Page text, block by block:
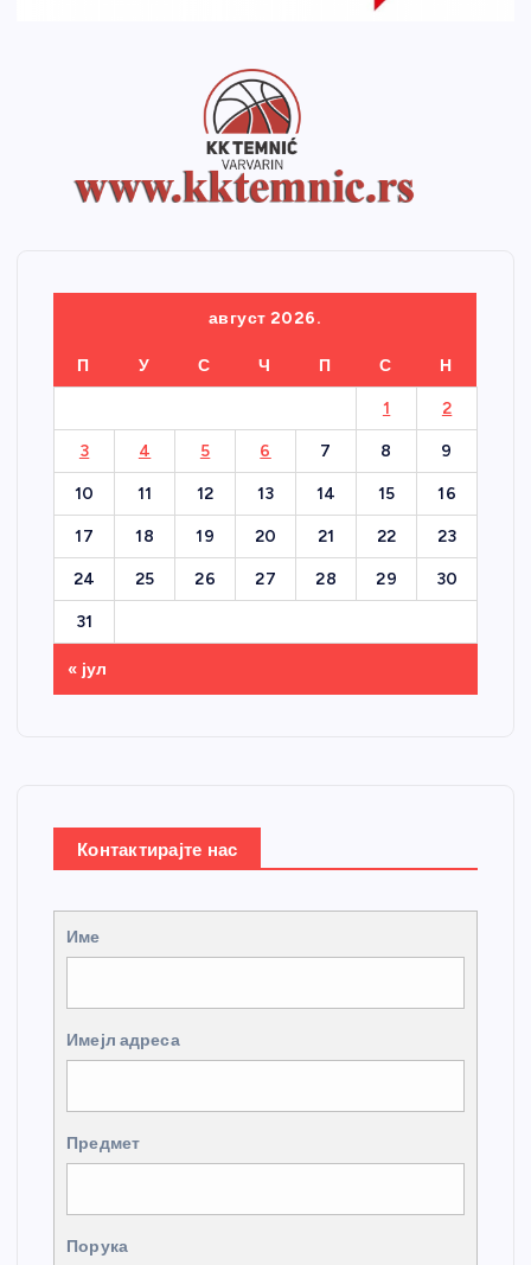
август 2026.
П У С Ч П С Н
1 2
3 4 5 6 7 8 9
10 11 12 13 14 15 16
17 18 19 20 21 22 23
24 25 26 27 28 29 30
31
« јул
Контактирајте нас
Име
Имејл адреса
Предмет
Порука